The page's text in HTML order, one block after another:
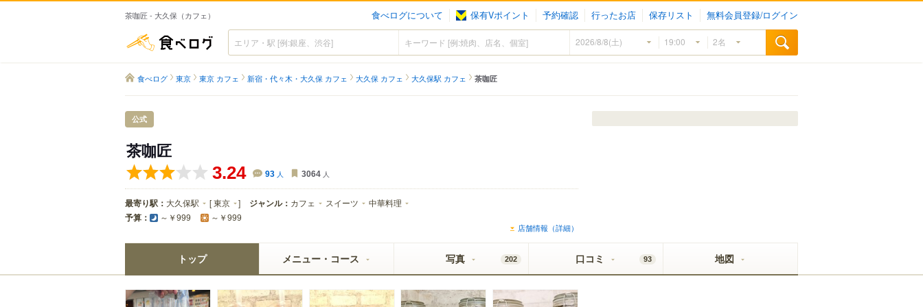
茶咖匠 - 大久保（カフェ） 食べログについて 保有Vポイント 予約確認 行ったお店 保存リスト 無料会員登録/ログイン
食べログ
食べログ 東京 東京 カフェ 新宿・代々木・大久保 カフェ 大久保 カフェ 大久保駅 カフェ 茶咖匠
公式
茶咖匠
3.24 93 人 3064 人
最寄り駅： 大久保駅 [東京 ] ジャンル： カフェ スイーツ 中華料理
予算： ～￥999 ～￥999
店舗情報（詳細）
トップ メニュー・コース 写真 202 口コミ 93 地図